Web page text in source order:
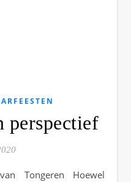
perspectief